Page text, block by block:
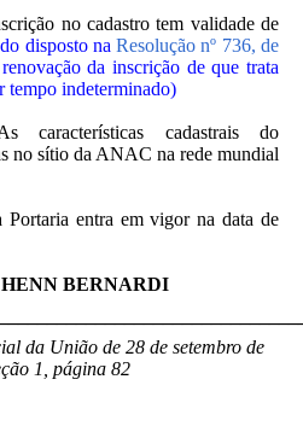
no cadastro tem validade de
disposto naResolução nº 736, de
da inscrição de que trata
tempo indeterminado)
características cadastrais do
no sítio da ANAC na rede mundial
Portaria entra em vigor na data de
BERNARDI
da União de 28 de setembro de
1, página 82